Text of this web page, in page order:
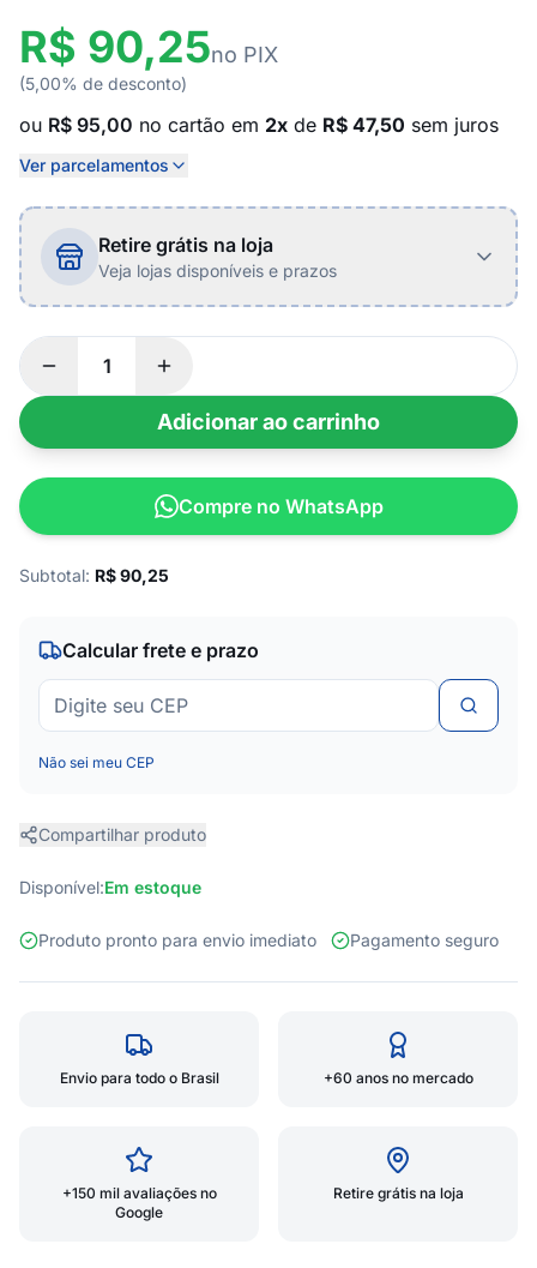
R$ 90,25no PIX
(5,00% de desconto)
ou R$ 95,00 no cartão em 2x de R$ 47,50 sem juros
Ver parcelamentos
Retire grátis na loja
Veja lojas disponíveis e prazos
Adicionar ao carrinho
Compre no WhatsApp
Subtotal: R$90,25
Calcular frete e prazo
Não sei meu CEP
Compartilhar produto
Disponível:Em estoque
Produto pronto para envio imediato Pagamento seguro
Envio para todo o Brasil +60 anos no mercado
+150 mil avaliações no
Google
Retire grátis na loja